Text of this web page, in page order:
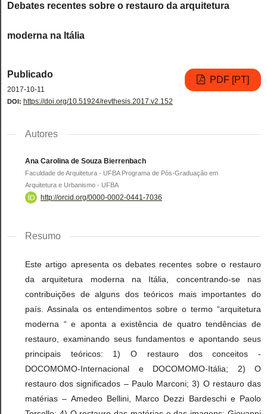
Debates recentes sobre o restauro da arquitetura
moderna na Itália
Publicado
2017-10-11
PDF [PT]
DOI: https://doi.org/10.51924/revthesis.2017.v2.152
Autores
Ana Carolina de Souza Bierrenbach
Faculdade de Arquitetura - UFBA Programa de Pós-Graduação em
Arquitetura e Urbanismo - UFBA
http://orcid.org/0000-0002-0441-7036
Resumo
Este artigo apresenta os debates recentes sobre o restauro
da arquitetura moderna na Itália, concentrando-se nas
contribuições de alguns dos teóricos mais importantes do
país. Assinala os entendimentos sobre o termo “arquitetura
moderna “ e aponta a existência de quatro tendências de
restauro, examinando seus fundamentos e apontando seus
principais teóricos: 1) O restauro dos conceitos -
DOCOMOMO-Internacional e DOCOMOMO-Itália; 2) O
restauro dos significados – Paulo Marconi; 3) O restauro das
matérias – Amedeo Bellini, Marco Dezzi Bardeschi e Paolo